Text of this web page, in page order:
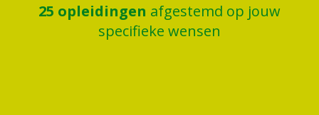
26 opleidingen afgestemd op jouw
specifieke wensen